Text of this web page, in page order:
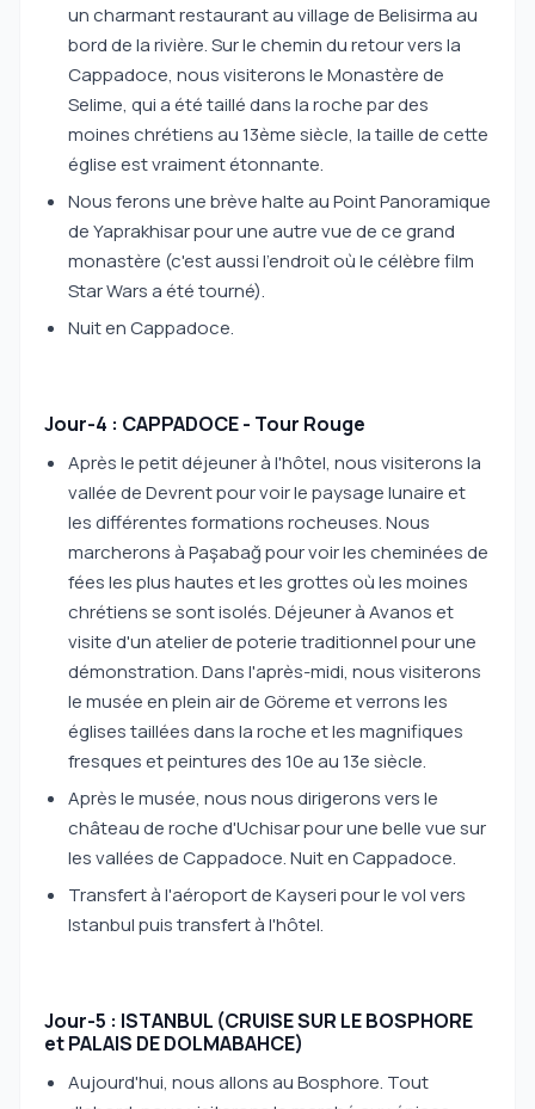
un charmant restaurant au village de Belisirma au
bord de la rivière. Sur le chemin du retour vers la
Cappadoce, nous visiterons le Monastère de
Selime, qui a été taillé dans la roche par des
moines chrétiens au 13ème siècle, la taille de cette
église est vraiment étonnante.
Nous ferons une brève halte au Point Panoramique
de Yaprakhisar pour une autre vue de ce grand
monastère (c'est aussi l'endroit où le célèbre film
Star Wars a été tourné).
Nuit en Cappadoce.
Jour-4 : CAPPADOCE - Tour Rouge
Après le petit déjeuner à l'hôtel, nous visiterons la
vallée de Devrent pour voir le paysage lunaire et
les différentes formations rocheuses. Nous
marcherons à Paşabağ pour voir les cheminées de
fées les plus hautes et les grottes où les moines
chrétiens se sont isolés. Déjeuner à Avanos et
visite d'un atelier de poterie traditionnel pour une
démonstration. Dans l'après-midi, nous visiterons
le musée en plein air de Göreme et verrons les
églises taillées dans la roche et les magnifiques
fresques et peintures des 10e au 13e siècle.
Après le musée, nous nous dirigerons vers le
château de roche d'Uchisar pour une belle vue sur
les vallées de Cappadoce. Nuit en Cappadoce.
Transfert à l'aéroport de Kayseri pour le vol vers
Istanbul puis transfert à l'hôtel.
Jour-5 : ISTANBUL (CRUISE SUR LE BOSPHORE
et PALAIS DE DOLMABAHCE)
Aujourd'hui, nous allons au Bosphore. Tout